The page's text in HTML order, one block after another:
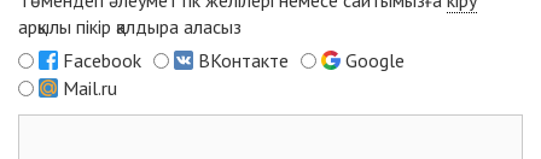
арқылы пікір қалдыра аласыз
Facebook
ВКонтакте
Google
Mail.ru